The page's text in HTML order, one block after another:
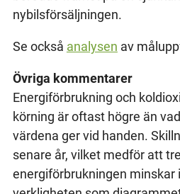
nybilsförsäljningen.
Se också analysen av
Övriga kommentarer
Energiförbrukning och
körning är oftast högre än
värdena ger vid handen.
senare år, vilket medför att
energiförbrukningen minskar